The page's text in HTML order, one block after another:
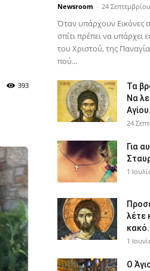
393
Newsroom - 24
Όταν υπάρχουν Εικόνες
σπίτι πρέπει να υπάρχει
του Χριστού, της
πού...
Τα
Να
24
Για
1
λέτε
1
Ο